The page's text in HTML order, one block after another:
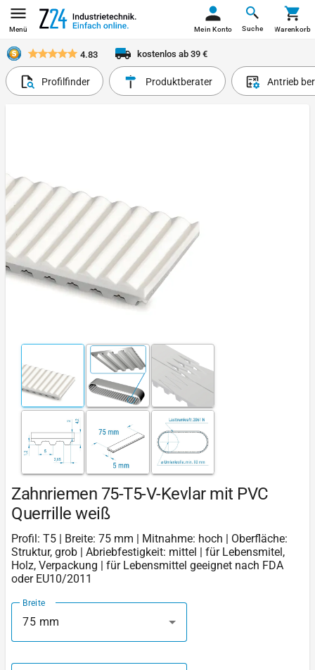
Menü Suche
Mein Konto Warenkorb
4.83 kostenlos ab 39 €
Profilfinder Produktberater Antrieb
Zahnriemen 75-T5-V-Kevlar mit PVC
Querrille weiß
Profil: T5 | Breite: 75 mm | Mitnahme: hoch | Oberfläche:
Struktur, grob | Abriebfestigkeit: mittel | für Lebensmitel,
Holz, Verpackung | für Lebensmittel geeignet nach FDA
oder EU10/2011
Breite
75 mm